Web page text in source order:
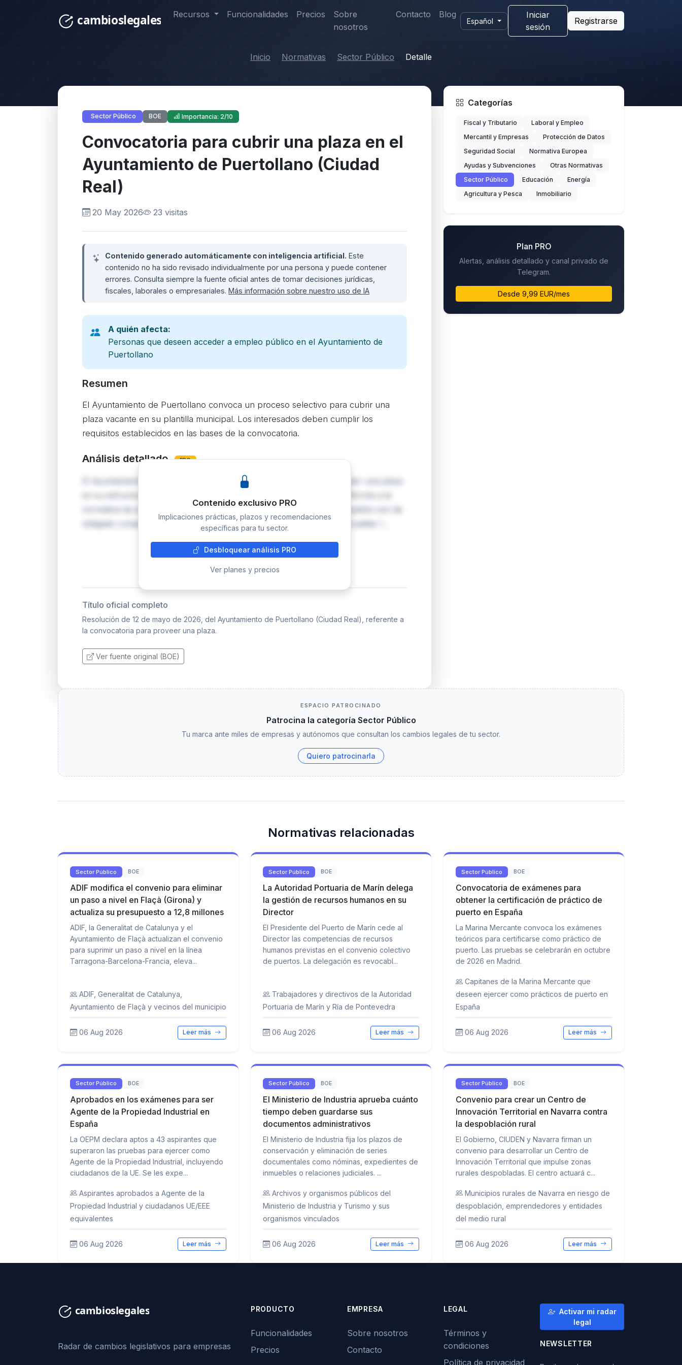
Recursos Funcionalidades Precios
Sobre
nosotros
Contacto Blog
Español
Iniciar
sesión
Registrarse
Inicio Normativas Sector Público Detalle
Sector Público BOE Importancia: 2/10
Convocatoria para cubrir una plaza en el
Ayuntamiento de Puertollano (Ciudad
Real)
20 May 2026 23 visitas
Contenido generado automáticamente con inteligencia artificial. Este
contenido no ha sido revisado individualmente por una persona y puede contener
errores. Consulta siempre la fuente oficial antes de tomar decisiones jurídicas,
fiscales, laborales o empresariales. Más información sobre nuestro uso de IA
A quién afecta:
Personas que deseen acceder a empleo público en el Ayuntamiento de
Puertollano
Resumen
El Ayuntamiento de Puertollano convoca un proceso selectivo para cubrir una
plaza vacante en su plantilla municipal. Los interesados deben cumplir los
requisitos establecidos en las bases de la convocatoria.
Análisis detallado PRO
El Ayuntamiento de Puertollano abre un proceso selectivo para proveer una plaza
en su estructura municipal. La convocatoria se publica en el BOE conforme a la
normativa de empleo público local, lo que implica que las bases y requisitos son de
obligado cumplimiento para los aspirantes. Los candidatos deberán acreditar l…
Contenido exclusivo PRO
Implicaciones prácticas, plazos y recomendaciones
específicas para tu sector.
Desbloquear análisis PRO
Ver planes y precios
Título oficial completo
Resolución de 12 de mayo de 2026, del Ayuntamiento de Puertollano (Ciudad Real), referente a
la convocatoria para proveer una plaza.
Ver fuente original (BOE)
Categorías
Fiscal y Tributario
Laboral y Empleo
Mercantil y Empresas
Protección de Datos
Seguridad Social
Normativa Europea
Ayudas y Subvenciones
Otras Normativas
Sector Público
Educación
Energía
Agricultura y Pesca
Inmobiliario
Plan PRO
Alertas, análisis detallado y canal privado de
Telegram.
Desde 9,99 EUR/mes
ESPACIO PATROCINADO
Patrocina la categoría Sector Público
Tu marca ante miles de empresas y autónomos que consultan los cambios legales de tu sector.
Quiero patrocinarla
Normativas relacionadas
Sector Público BOE
ADIF modifica el convenio para eliminar
un paso a nivel en Flaçà (Girona) y
actualiza su presupuesto a 12,8 millones
ADIF, la Generalitat de Catalunya y el
Ayuntamiento de Flaçà actualizan el convenio
para suprimir un paso a nivel en la línea
Tarragona-Barcelona-Francia, eleva...
ADIF, Generalitat de Catalunya,
Ayuntamiento de Flaçà y vecinos del municipio
06 Aug 2026 Leer más
Sector Público BOE
La Autoridad Portuaria de Marín delega
la gestión de recursos humanos en su
Director
El Presidente del Puerto de Marín cede al
Director las competencias de recursos
humanos previstas en el convenio colectivo
de puertos. La delegación es revocabl...
Trabajadores y directivos de la Autoridad
Portuaria de Marín y Ría de Pontevedra
06 Aug 2026 Leer más
Sector Público BOE
Convocatoria de exámenes para
obtener la certificación de práctico de
puerto en España
La Marina Mercante convoca los exámenes
teóricos para certificarse como práctico de
puerto. Las pruebas se celebrarán en octubre
de 2026 en Madrid.
Capitanes de la Marina Mercante que
deseen ejercer como prácticos de puerto en
España
06 Aug 2026 Leer más
Sector Público BOE
Aprobados en los exámenes para ser
Agente de la Propiedad Industrial en
España
La OEPM declara aptos a 43 aspirantes que
superaron las pruebas para ejercer como
Agente de la Propiedad Industrial, incluyendo
ciudadanos de la UE. Se les expe...
Aspirantes aprobados a Agente de la
Propiedad Industrial y ciudadanos UE/EEE
equivalentes
06 Aug 2026 Leer más
Sector Público BOE
El Ministerio de Industria aprueba cuánto
tiempo deben guardarse sus
documentos administrativos
El Ministerio de Industria fija los plazos de
conservación y eliminación de series
documentales como nóminas, expedientes de
inmuebles o relaciones judiciales. ...
Archivos y organismos públicos del
Ministerio de Industria y Turismo y sus
organismos vinculados
06 Aug 2026 Leer más
Sector Público BOE
Convenio para crear un Centro de
Innovación Territorial en Navarra contra
la despoblación rural
El Gobierno, CIUDEN y Navarra firman un
convenio para desarrollar un Centro de
Innovación Territorial que impulse zonas
rurales despobladas. El centro actuará c...
Municipios rurales de Navarra en riesgo de
despoblación, emprendedores y entidades
del medio rural
06 Aug 2026 Leer más
Radar de cambios legislativos para empresas
PRODUCTO
Funcionalidades
Precios
EMPRESA
Sobre nosotros
Contacto
LEGAL
Términos y
condiciones
Política de privacidad
Activar mi radar
legal
NEWSLETTER